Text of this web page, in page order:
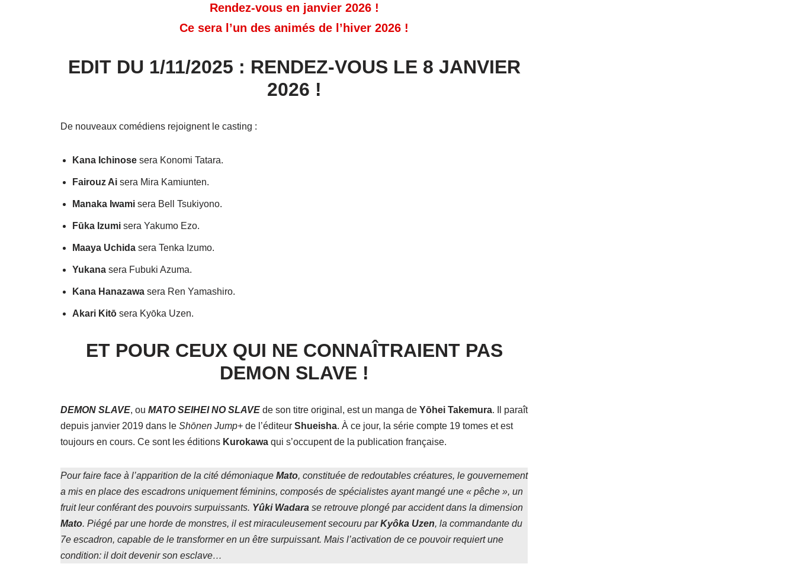
Rendez-vous en janvier 2026 !
Ce sera l’un des animés de l’hiver 2026 !
EDIT DU 1/11/2025 : RENDEZ-VOUS LE 8 JANVIER
2026 !
De nouveaux comédiens rejoignent le casting :
Kana Ichinose sera Konomi Tatara.
Fairouz Ai sera Mira Kamiunten.
Manaka Iwami sera Bell Tsukiyono.
Fūka Izumi sera Yakumo Ezo.
Maaya Uchida sera Tenka Izumo.
Yukana sera Fubuki Azuma.
Kana Hanazawa sera Ren Yamashiro.
Akari Kitō sera Kyōka Uzen.
ET POUR CEUX QUI NE CONNAÎTRAIENT PAS
DEMON SLAVE !
DEMON SLAVE, ou MATO SEIHEI NO SLAVE de son titre original, est un manga de Yōhei Takemura. Il paraît
depuis janvier 2019 dans le Shōnen Jump+ de l’éditeur Shueisha. À ce jour, la série compte 19 tomes et est
toujours en cours. Ce sont les éditions Kurokawa qui s’occupent de la publication française.
Pour faire face à l’apparition de la cité démoniaque Mato, constituée de redoutables créatures, le gouvernement
a mis en place des escadrons uniquement féminins, composés de spécialistes ayant mangé une « pêche », un
fruit leur conférant des pouvoirs surpuissants. Yûki Wadara se retrouve plongé par accident dans la dimension
Mato. Piégé par une horde de monstres, il est miraculeusement secouru parKyôka Uzen, la commandante du
7e escadron, capable de le transformer en un être surpuissant. Mais l’activation de ce pouvoir requiert une
condition: il doit devenir son esclave…